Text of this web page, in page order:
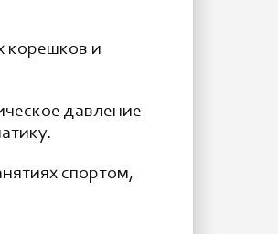
корешков и
давление
спортом,